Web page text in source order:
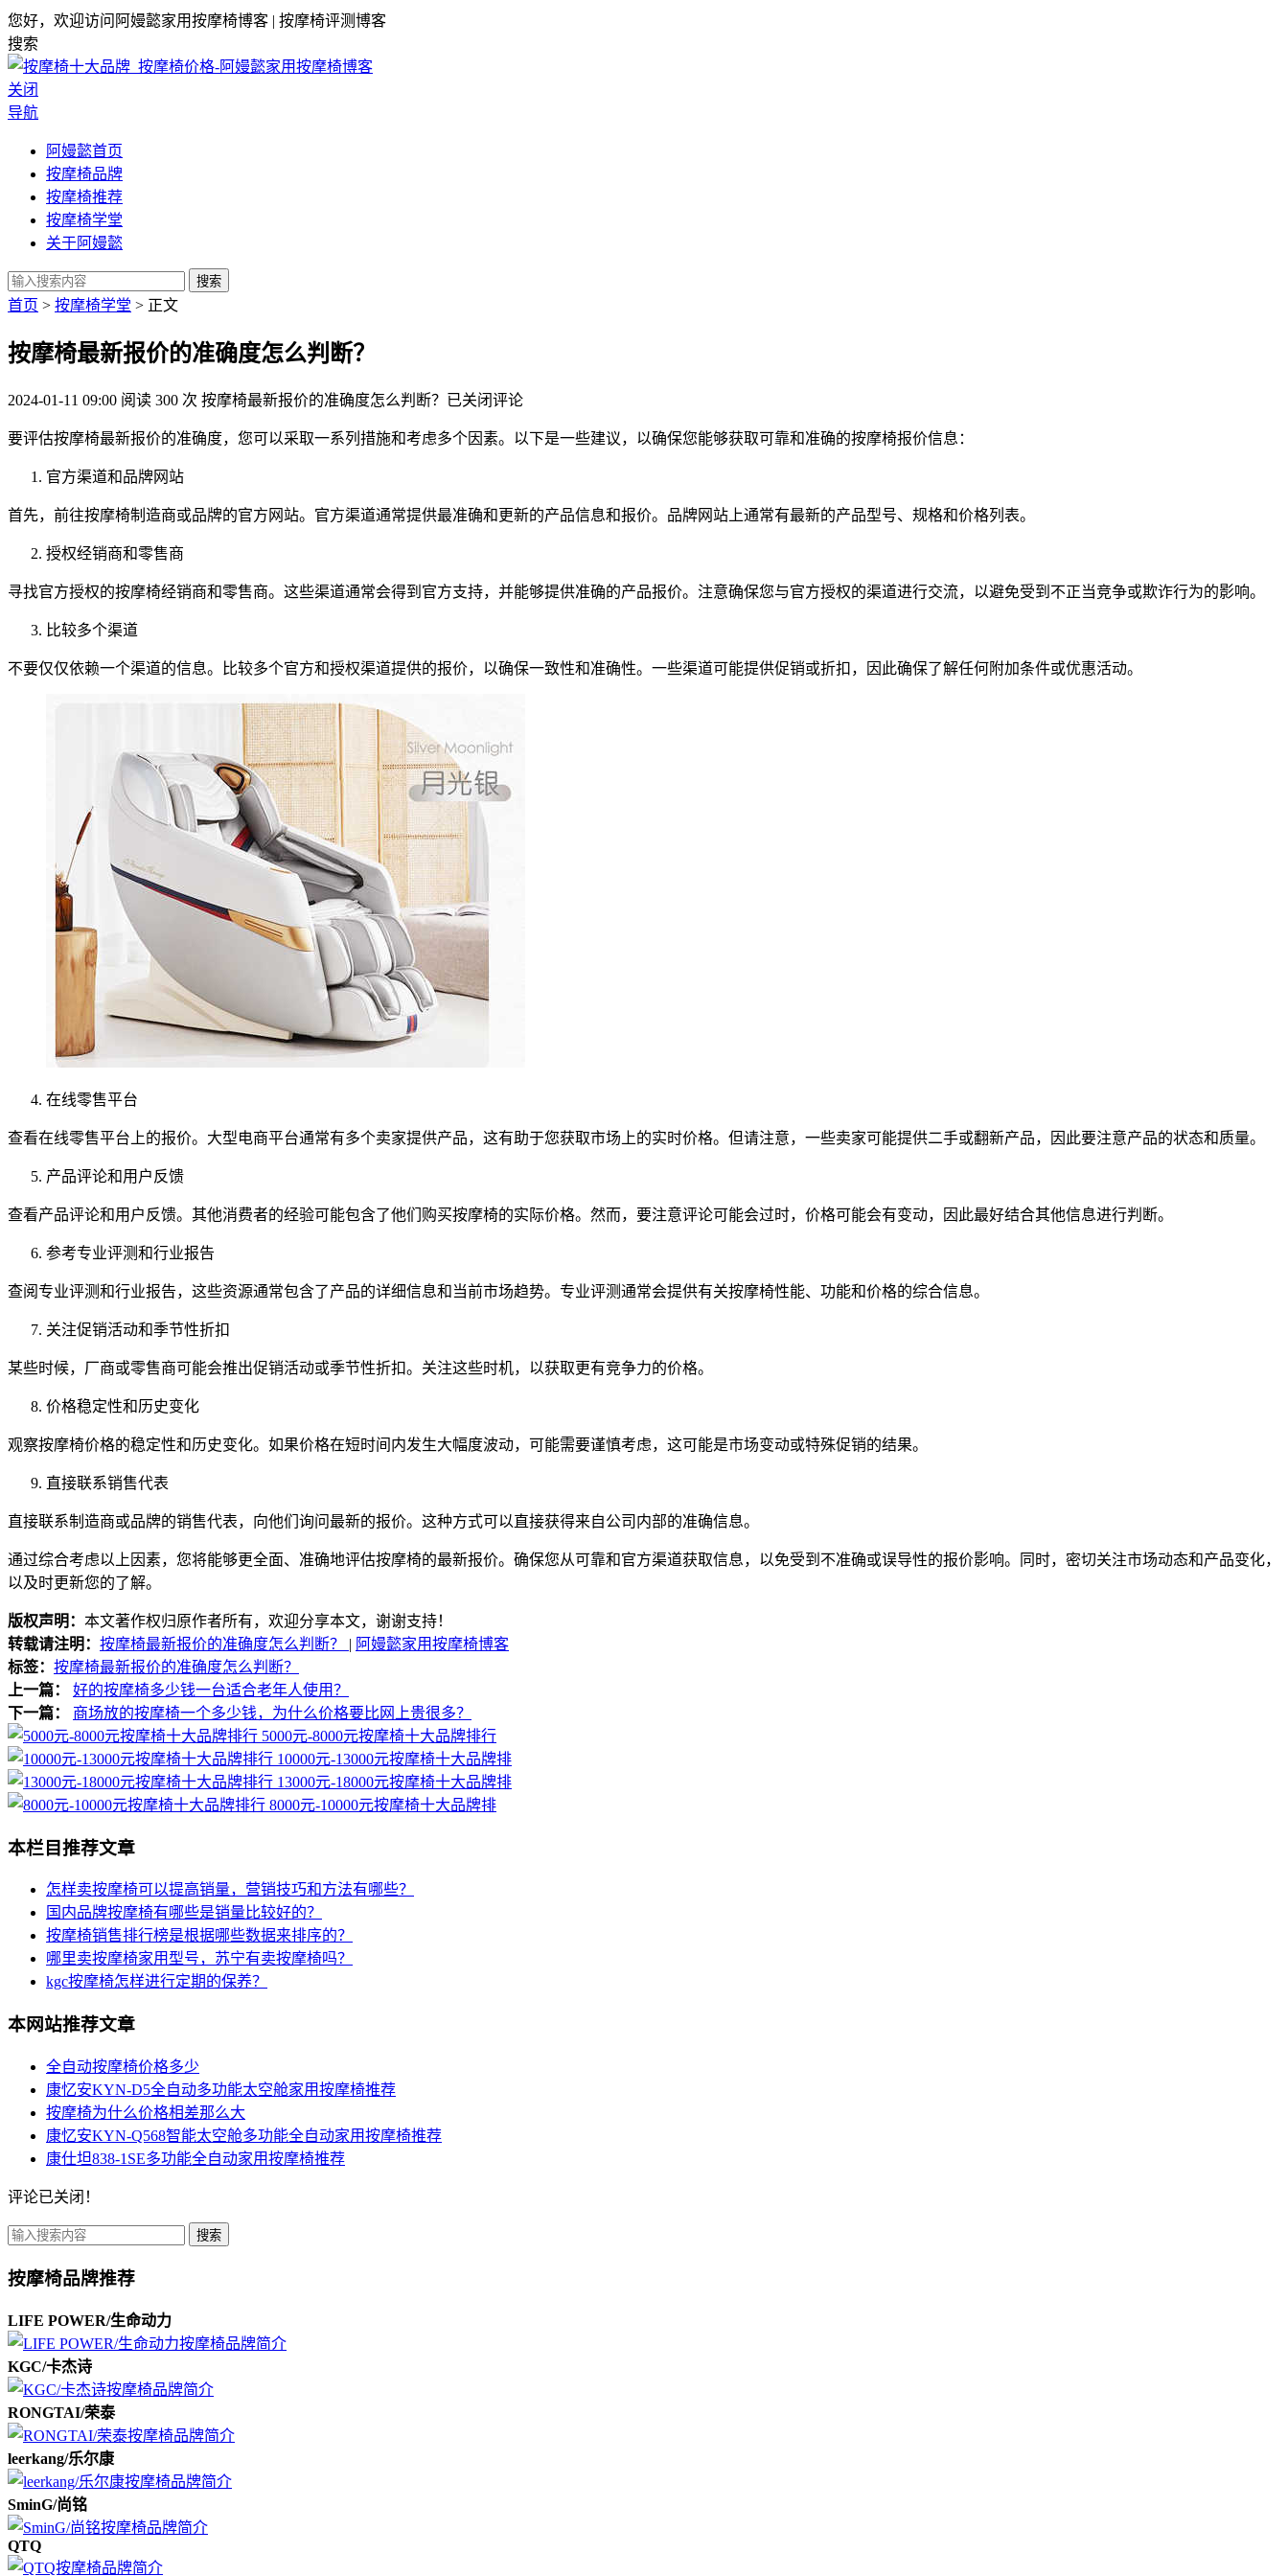
您好，欢迎访问阿嫚懿家用按摩椅博客 | 按摩椅评测博客
搜索
关闭
导航
阿嫚懿首页
按摩椅品牌
按摩椅推荐
按摩椅学堂
关于阿嫚懿
搜索
首页 > 按摩椅学堂 > 正文
按摩椅最新报价的准确度怎么判断？
2024-01-11 09:00 阅读 300 次 按摩椅最新报价的准确度怎么判断？ 已关闭评论
要评估按摩椅最新报价的准确度，您可以采取一系列措施和考虑多个因素。以下是一些建议，以确保您能够获取可靠和准确的按摩椅报价信息：
官方渠道和品牌网站
首先，前往按摩椅制造商或品牌的官方网站。官方渠道通常提供最准确和更新的产品信息和报价。品牌网站上通常有最新的产品型号、规格和价格列表。
授权经销商和零售商
寻找官方授权的按摩椅经销商和零售商。这些渠道通常会得到官方支持，并能够提供准确的产品报价。注意确保您与官方授权的渠道进行交流，以避免受到不正当竞争或欺诈行为的影响。
比较多个渠道
不要仅仅依赖一个渠道的信息。比较多个官方和授权渠道提供的报价，以确保一致性和准确性。一些渠道可能提供促销或折扣，因此确保了解任何附加条件或优惠活动。
在线零售平台
查看在线零售平台上的报价。大型电商平台通常有多个卖家提供产品，这有助于您获取市场上的实时价格。但请注意，一些卖家可能提供二手或翻新产品，因此要注意产品的状态和质量。
产品评论和用户反馈
查看产品评论和用户反馈。其他消费者的经验可能包含了他们购买按摩椅的实际价格。然而，要注意评论可能会过时，价格可能会有变动，因此最好结合其他信息进行判断。
参考专业评测和行业报告
查阅专业评测和行业报告，这些资源通常包含了产品的详细信息和当前市场趋势。专业评测通常会提供有关按摩椅性能、功能和价格的综合信息。
关注促销活动和季节性折扣
某些时候，厂商或零售商可能会推出促销活动或季节性折扣。关注这些时机，以获取更有竞争力的价格。
价格稳定性和历史变化
观察按摩椅价格的稳定性和历史变化。如果价格在短时间内发生大幅度波动，可能需要谨慎考虑，这可能是市场变动或特殊促销的结果。
直接联系销售代表
直接联系制造商或品牌的销售代表，向他们询问最新的报价。这种方式可以直接获得来自公司内部的准确信息。
通过综合考虑以上因素，您将能够更全面、准确地评估按摩椅的最新报价。确保您从可靠和官方渠道获取信息，以免受到不准确或误导性的报价影响。同时，密切关注市场动态和产品变化，
以及时更新您的了解。
版权声明： 本文著作权归原作者所有，欢迎分享本文，谢谢支持！
转载请注明： 按摩椅最新报价的准确度怎么判断？ | 阿嫚懿家用按摩椅博客
标签： 按摩椅最新报价的准确度怎么判断？
上一篇：
好的按摩椅多少钱一台适合老年人使用？
下一篇：
商场放的按摩椅一个多少钱，为什么价格要比网上贵很多？
5000元-8000元按摩椅十大品牌排行
10000元-13000元按摩椅十大品牌排
13000元-18000元按摩椅十大品牌排
8000元-10000元按摩椅十大品牌排
本栏目推荐文章
怎样卖按摩椅可以提高销量，营销技巧和方法有哪些？
国内品牌按摩椅有哪些是销量比较好的？
按摩椅销售排行榜是根据哪些数据来排序的？
哪里卖按摩椅家用型号，苏宁有卖按摩椅吗？
kgc按摩椅怎样进行定期的保养？
本网站推荐文章
全自动按摩椅价格多少
康忆安KYN-D5全自动多功能太空舱家用按摩椅推荐
按摩椅为什么价格相差那么大
康忆安KYN-Q568智能太空舱多功能全自动家用按摩椅推荐
康仕坦838-1SE多功能全自动家用按摩椅推荐
评论已关闭！
搜索
按摩椅品牌推荐
LIFE POWER/生命动力
KGC/卡杰诗
RONGTAI/荣泰
leerkang/乐尔康
SminG/尚铭
QTQ